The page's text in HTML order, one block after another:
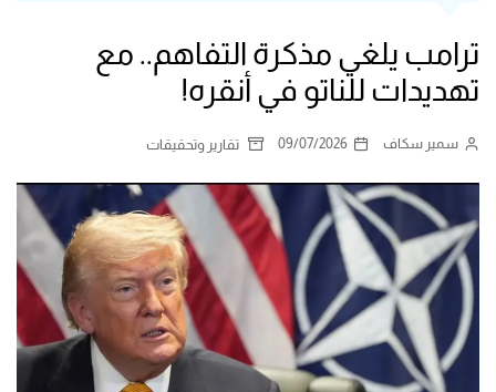
ترامب يلغي مذكرة التفاهم.. مع
تهديدات للناتو في أنقره!
سمير سكاف 09/07/2026 تقارير وتحقيقات